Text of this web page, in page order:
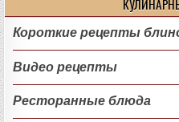
Короткие рецепты
Видео рецепты
Ресторанные блюда